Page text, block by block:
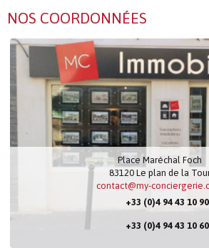
NOS COORDONNÉES
Place Maréchal Foch
83120 Le plan de la
contact@my-
+33 (0)4 94 43 10 90
+33 (0)4 94 43 10 60